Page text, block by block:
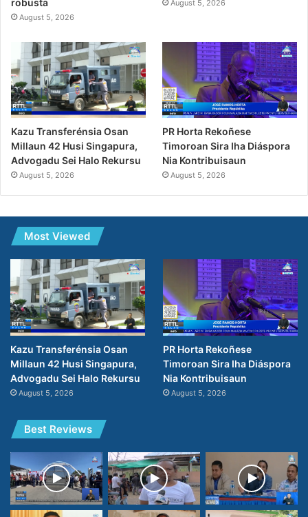
robusta
August 5, 2026
August 5, 2026
Kazu Transferénsia Osan
Millaun 42 Husi Singapura,
Advogadu Sei Halo Rekursu
August 5, 2026
PR Horta Rekoñese
Timoroan Sira Iha Diáspora
Nia Kontribuisaun
August 5, 2026
Most Viewed
Kazu Transferénsia Osan
Millaun 42 Husi Singapura,
Advogadu Sei Halo Rekursu
August 5, 2026
PR Horta Rekoñese
Timoroan Sira Iha Diáspora
Nia Kontribuisaun
August 5, 2026
Best Reviews